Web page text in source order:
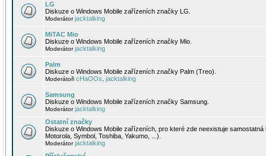
LG
Diskuze o Windows Mobile zařízeních značky LG.
Moderátorjacktalking
MiTAC Mio
Diskuze o Windows Mobile zařízeních značky Mio.
Moderátorjacktalking
Palm
Diskuze o Windows Mobile zařízeních značky Palm (Treo).
Moderátoři cHaOOs jacktalking
Samsung
Diskuze o Windows Mobile zařízeních značky Samsung.
Moderátorjacktalking
Ostatní značky
Diskuze o Windows Mobile zařízeních, pro které zde neexistuje
Motorola, Symbol, Toshiba, Yakumo, ...).
Moderátorjacktalking